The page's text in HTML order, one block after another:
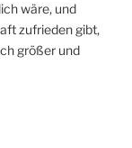
wäre, und
zufrieden gibt,
größer und